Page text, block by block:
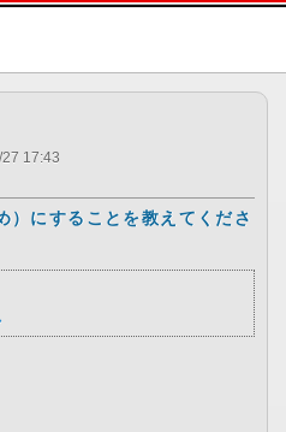
ジの本文へ
17:43
）にすることを教えてくださ